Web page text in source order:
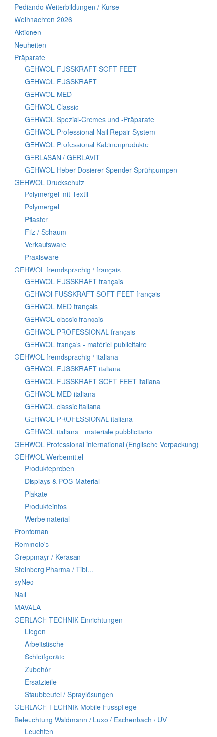
Pediando Weiterbildungen / Kurse
Weihnachten 2026
Aktionen
Neuheiten
Präparate
GEHWOL FUSSKRAFT SOFT FEET
GEHWOL FUSSKRAFT
GEHWOL MED
GEHWOL Classic
GEHWOL Spezial-Cremes und -Präparate
GEHWOL Professional Nail Repair System
GEHWOL Professional Kabinenprodukte
GERLASAN / GERLAVIT
GEHWOL Heber-Dosierer-Spender-Sprühpumpen
GEHWOL Druckschutz
Polymergel mit Textil
Polymergel
Pflaster
Filz / Schaum
Verkaufsware
Praxisware
GEHWOL fremdsprachig / français
GEHWOL FUSSKRAFT français
GEHWOl FUSSKRAFT SOFT FEET français
GEHWOL MED français
GEHWOL classic français
GEHWOL PROFESSIONAL français
GEHWOL français - matériel publicitaire
GEHWOL fremdsprachig / italiana
GEHWOL FUSSKRAFT italiana
GEHWOL FUSSKRAFT SOFT FEET italiana
GEHWOL MED italiana
GEHWOL classic italiana
GEHWOL PROFESSIONAL italiana
GEHWOL italiana - materiale pubblicitario
GEHWOL Professional international (Englische Verpackung)
GEHWOL Werbemittel
Produkteproben
Displays & POS-Material
Plakate
Produkteinfos
Werbematerial
Prontoman
Remmele's
Greppmayr / Kerasan
Steinberg Pharma / Tibi...
syNeo
Nail
MAVALA
GERLACH TECHNIK Einrichtungen
Liegen
Arbeitstische
Schleifgeräte
Zubehör
Ersatzteile
Staubbeutel / Spraylösungen
GERLACH TECHNIK Mobile Fusspflege
Beleuchtung Waldmann / Luxo / Eschenbach / UV
Leuchten